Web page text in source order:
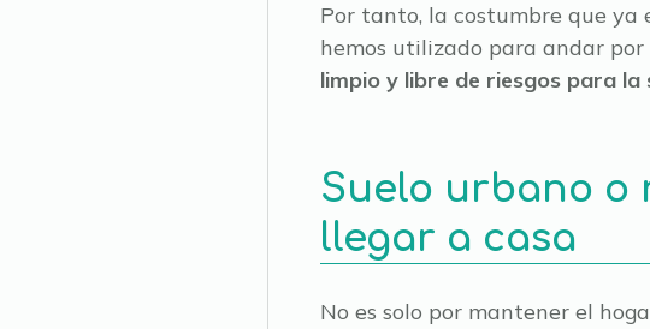
Por tanto, la costumbre que ya
hemos utilizado para andar
limpio y libre de riesgos para la
Suelo urbano o
llegar a casa
No es solo por mantener el